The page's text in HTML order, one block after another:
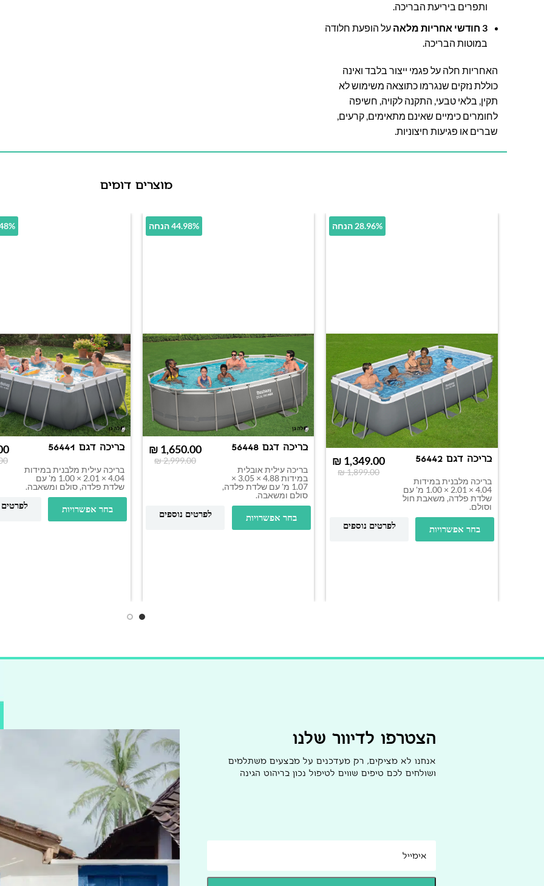
ותפרים ביריעת הבריכה.
3 חודשי אחריות מלאה
על הופעת חלודה
במוטות הבריכה.
האחריות חלה על פגמי ייצור בלבד ואינה
כוללת נזקים שנגרמו כתוצאה משימוש לא
תקין, בלאי טבעי, התקנה לקויה, חשיפה
לחומרים כימיים שאינם מתאימים, קרעים,
שברים או פגיעות חיצוניות.
מוצרים דומים
28.96% הנחה
בריכה דגם 56442
בריכה מלבנית במידות
4.04 × 2.01 × 1.00 מ' עם
שלדת פלדה, משאבת חול
וסולם.
₪1,899.00
₪ 1,349.00
בחר אפשרויות לפרטים נוספים
44.98% הנחה
בריכה דגם 56448
בריכה עילית אובלית
במידות 4.88 × 3.05 ×
1.07 מ' עם שלדת פלדה,
סולם ומשאבה.
₪2,999.00
₪ 1,650.00
בחר אפשרויות לפרטים נוספים
בריכה דגם 56441
בריכה עילית מלבנית במידות
4.04 × 2.01 × 1.00 מ' עם
שלדת פלדה, סולם ומשאבה.
בחר אפשרויות לפרטים
הצטרפו לדיוור שלנו
אנחנו לא מציקים, רק מעדכנים על מבצעים משתלמים
ושולחים לכם טיפים שווים לטיפול נכון בריהוט הגינה